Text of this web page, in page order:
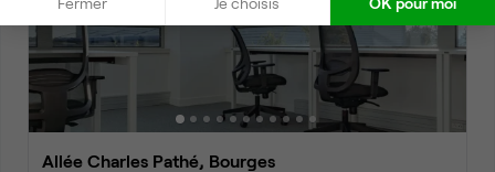
Allée Charles Pathé, Bourges